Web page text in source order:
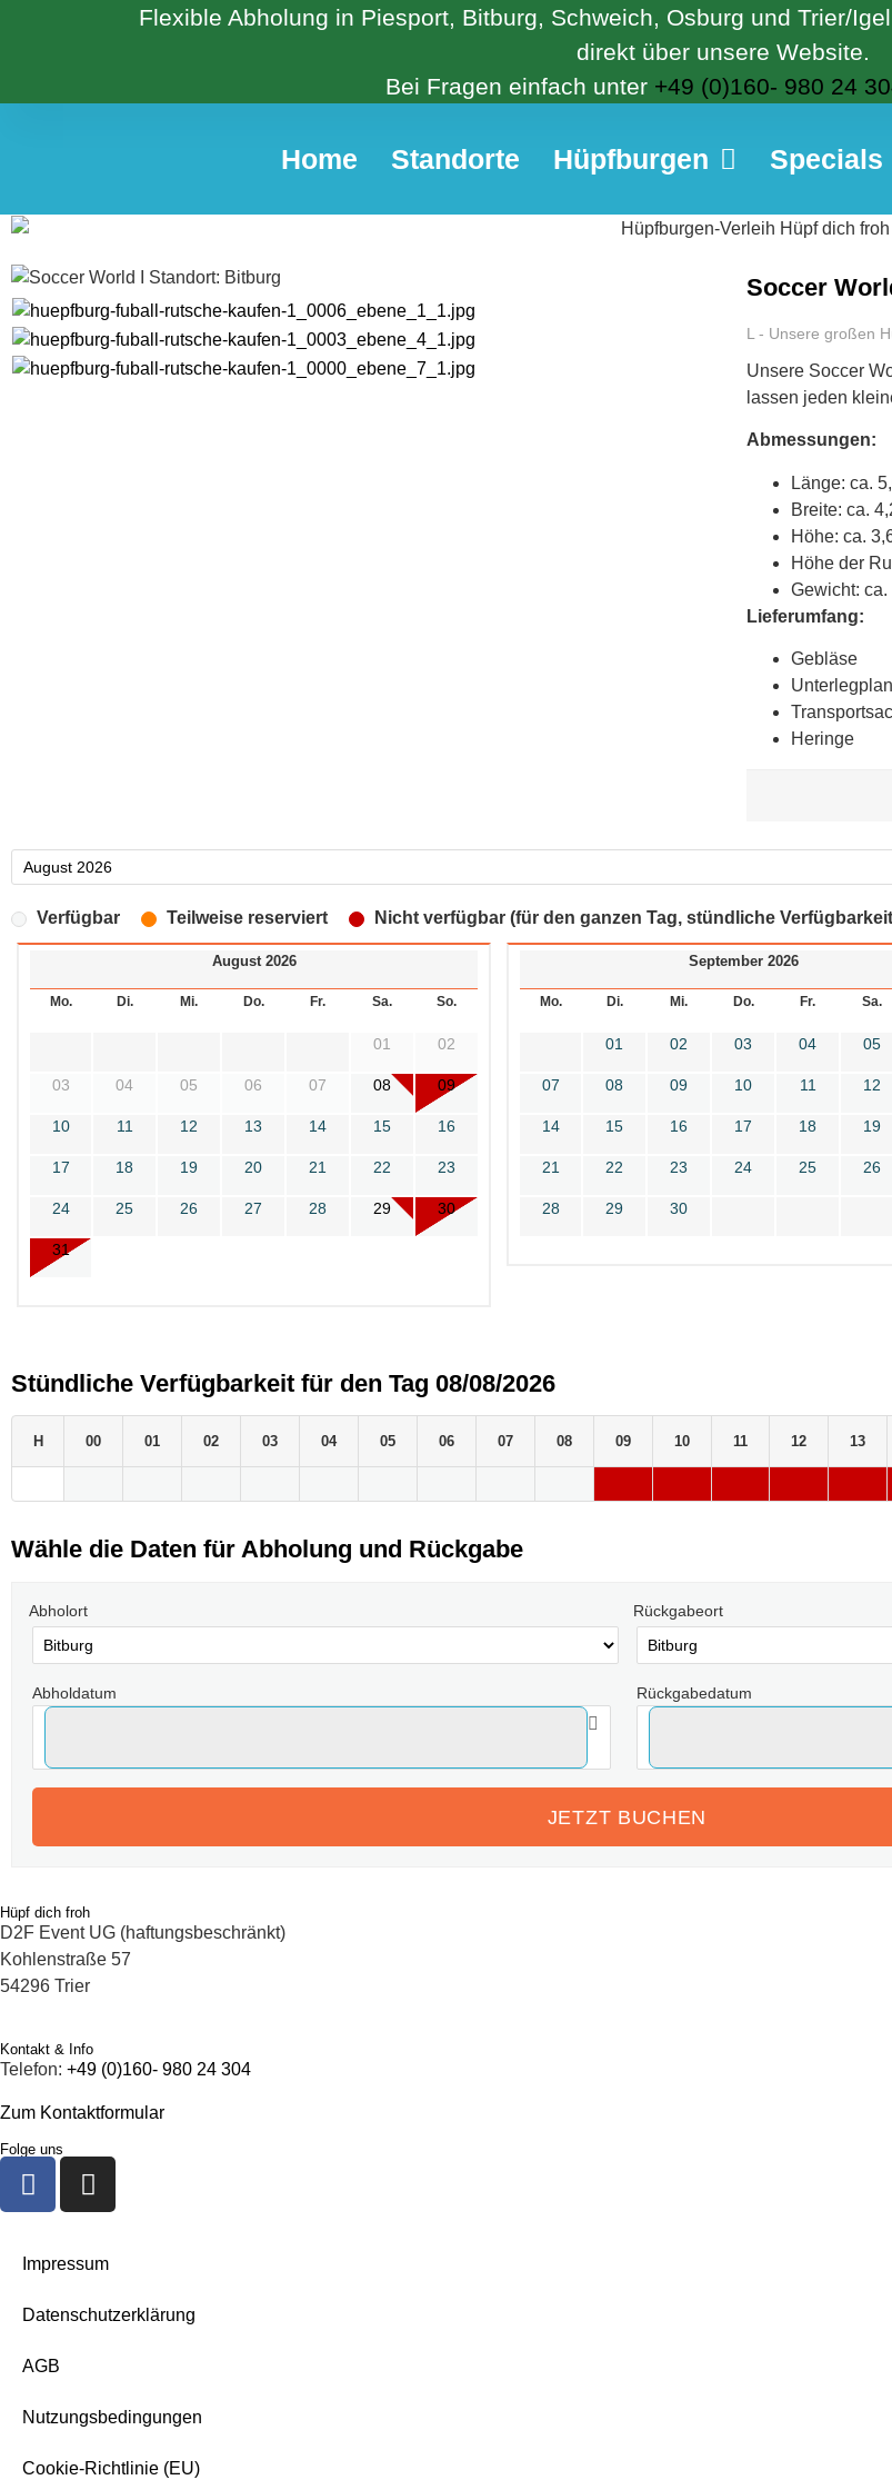
Flexible Abholung in Piesport, Bitburg, Schweich, Osburg und Trier/
direkt über unsere Website.
Bei Fragen einfach unter +49 (0)160- 980 24
Home Standorte Hüpfburgen Specials
Soccer
L - Unsere großen
Unsere Soccer
lassen jeden
Abmessungen:
Länge: ca.
Breite: ca.
Höhe: ca.
Höhe der
Gewicht: ca.
Lieferumfang:
Gebläse
Heringe
Verfügbar Teilweise reserviert Nicht verfügbar (für den ganzen Tag, stündliche
August 2026
Mo. Di. Mi. Do. Fr. Sa. So.
01 02
03 04 05 06 07 08 09
10 11 12 13 14 15 16
17 18 19 20 21 22 23
24 25 26 27 28 29 30
31
September 2026
Mo. Di. Mi. Do. Fr. Sa.
01 02 03 04 05
07 08 09 10 11 12
14 15 16 17 18 19
21 22 23 24 25 26
28 29 30
Stündliche Verfügbarkeit für den Tag 08/08/2026
H 00 01 02 03 04 05 06 07 08 09 10 11 12 13
Wähle die Daten für Abholung und Rückgabe
Abholort Rückgabeort
Abholdatum Rückgabedatum
Hüpf dich froh
D2F Event UG (haftungsbeschränkt)
Kohlenstraße 57
54296 Trier
Kontakt & Info
Telefon: +49 (0)160- 980 24 304
Zum Kontaktformular
Folge uns
Impressum
Datenschutzerklärung
AGB
Nutzungsbedingungen
Cookie-Richtlinie (EU)